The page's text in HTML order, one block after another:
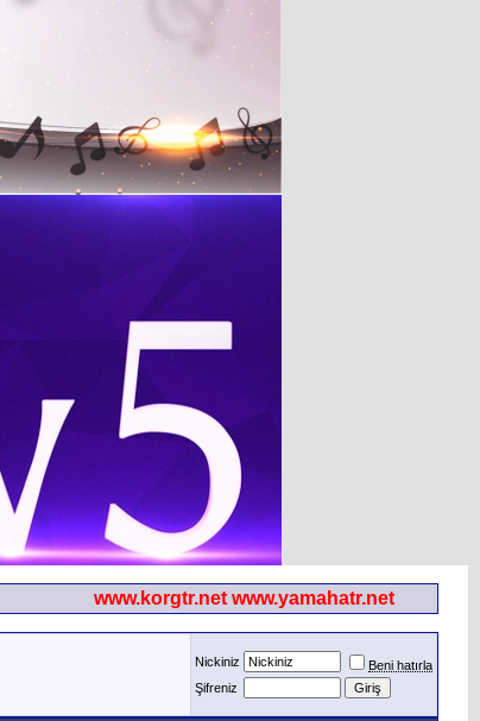
www.korgtr.net www.yamahatr.net
Nickiniz
Beni hatırla
Şifreniz